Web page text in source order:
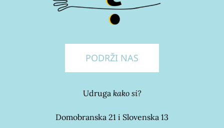
PODRŽI NAS
Udruga kako si?
Domobranska 21 i Slovenska 13